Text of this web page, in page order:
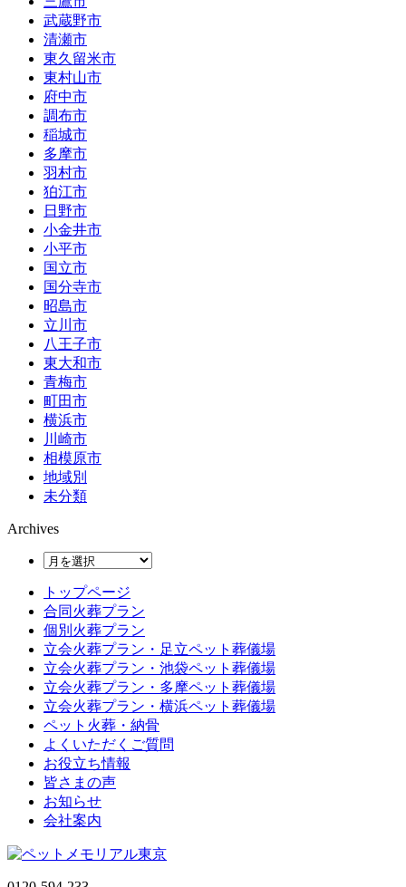
武蔵野市
清瀬市
東久留米市
東村山市
府中市
調布市
稲城市
多摩市
羽村市
狛江市
日野市
小金井市
小平市
国立市
国分寺市
昭島市
立川市
八王子市
東大和市
青梅市
町田市
横浜市
川崎市
相模原市
地域別
未分類
Archives
トップページ
合同火葬プラン
個別火葬プラン
立会火葬プラン・足立ペット葬儀場
立会火葬プラン・池袋ペット葬儀場
立会火葬プラン・多摩ペット葬儀場
立会火葬プラン・横浜ペット葬儀場
ペット火葬・納骨
よくいただくご質問
お役立ち情報
皆さまの声
お知らせ
会社案内